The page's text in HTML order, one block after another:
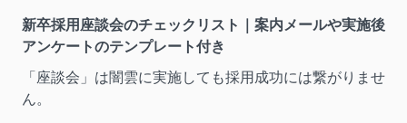
新卒採用座談会のチェックリスト｜案内メールや実施後
アンケートのテンプレート付き
「座談会」は闇雲に実施しても採用成功には繋がりませ
ん。